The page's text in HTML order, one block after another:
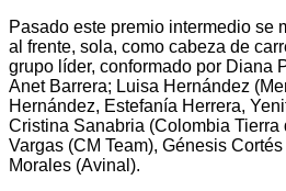
Pasado este premio intermedio se
al frente, sola, como cabeza de
grupo líder, conformado por Diana
Anet Barrera; Luisa Hernández
Hernández, Estefanía Herrera,
Cristina Sanabria (Colombia Tierra
Vargas (CM Team), Génesis
Morales (Avinal).